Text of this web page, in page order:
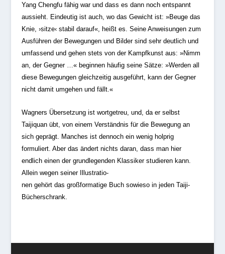
Yang Chengfu fähig war und dass es dann noch entspannt
aussieht. Eindeutig ist auch, wo das Gewicht ist: »Beuge das
Knie, ›sitze‹ stabil darauf«, heißt es. Seine Anweisungen zum
Ausführen der Bewegungen und Bilder sind sehr deutlich und
umfassend und gehen stets von der Kampfkunst aus: »Nimm
an, der Gegner …« beginnen häufig seine Sätze: »Werden all
diese Bewegungen gleichzeitig ausgeführt, kann der Gegner
nicht damit umgehen und fällt.«
Wagners Übersetzung ist wortgetreu, und, da er selbst
Taijiquan übt, von einem Verständnis für die Bewegung an
sich geprägt. Manches ist dennoch ein wenig holprig
formuliert. Aber das ändert nichts daran, dass man hier
endlich einen der grundlegenden Klassiker studieren kann.
Allein wegen seiner Illustratio-
nen gehört das großformatige Buch sowieso in jeden Taiji-
Bücherschrank.